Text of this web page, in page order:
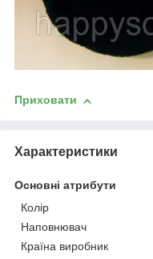
Приховати
Характеристики
Основні атрибути
Колір
Наповнювач
Країна виробник